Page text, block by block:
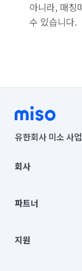
아니라, 매칭
수 있습니다.
유한회사 미소 사
00019 |
주소 | 본사: 서울특
컨택센터 : 서울특
상품, 상품정보, 거
언론 보도 관련 문의:
회사
채용
파트너
이사
지원